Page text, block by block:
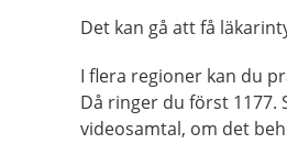
Det kan gå att få
I flera regioner kan du
Då ringer du först 1177.
videosamtal, om det